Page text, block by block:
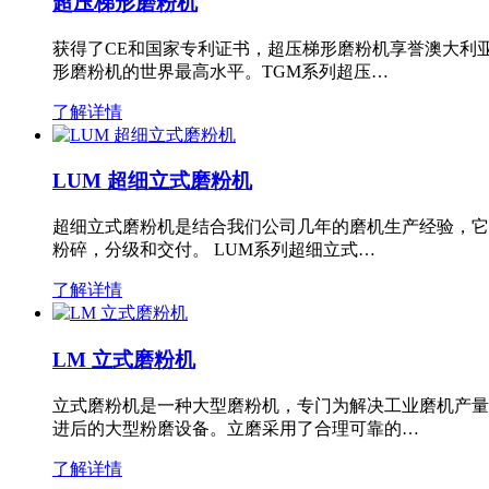
获得了CE和国家专利证书，超压梯形磨粉机享誉澳大
形磨粉机的世界最高水平。TGM系列超压…
了解详情
LUM 超细立式磨粉机
超细立式磨粉机是结合我们公司几年的磨机生产经验，
粉碎，分级和交付。 LUM系列超细立式…
了解详情
LM 立式磨粉机
立式磨粉机是一种大型磨粉机，专门为解决工业磨机产
进后的大型粉磨设备。立磨采用了合理可靠的…
了解详情